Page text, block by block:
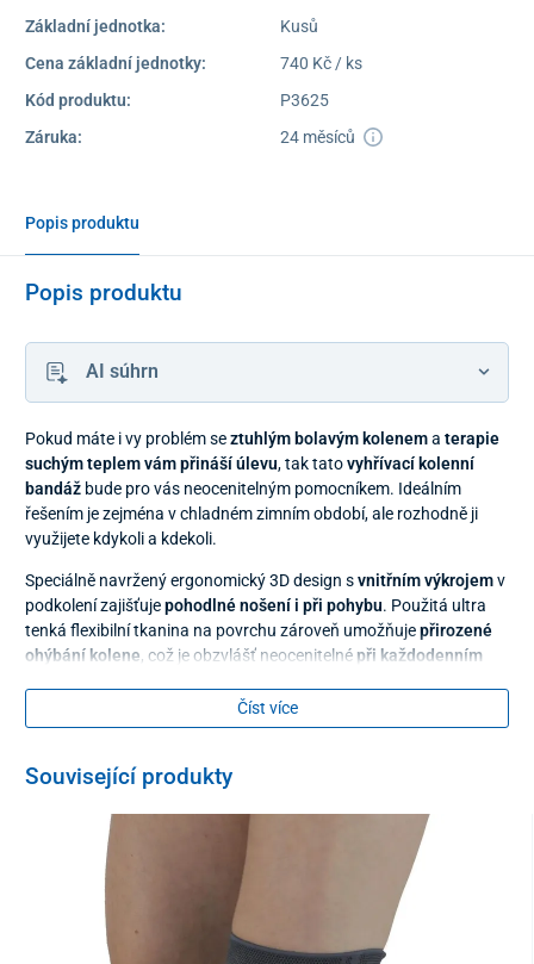
Základní jednotka:
Kusů
Cena základní jednotky:
740 Kč / ks
Kód produktu:
P3625
Záruka:
24 měsíců
Popis produktu
Popis produktu
AI súhrn
Pokud máte i vy problém seztuhlým bolavým kolenema terapie
suchým teplem vám přináší úlevu, tak tatovyhřívací kolenní
bandáž bude pro vás neocenitelným pomocníkem. Ideálním
řešením je zejména v chladném zimním období, ale rozhodně ji
využijete kdykoli a kdekoli.
Speciálně navržený ergonomický 3D design svnitřním výkrojemv
podkolení zajišťujepohodlné nošení i při pohybu. Použitá ultra
tenká flexibilní tkanina na povrchu zároveň umožňujepřirozené
ohýbání kolene, což je obzvlášť neocenitelné při každodenním
(do rozměrů 13 x 7,5 x 1,1 cm), který se k bandáži
připojuje pomocí suchého zipu.
Číst více
Související produkty